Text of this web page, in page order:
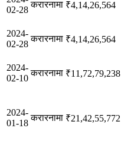
02-28
करारनामा ₹4,14,26,564
2024-
02-28
करारनामा ₹4,14,26,564
2024-
02-10
करारनामा ₹11,72,79,238
2024-
01-18
करारनामा ₹21,42,55,772